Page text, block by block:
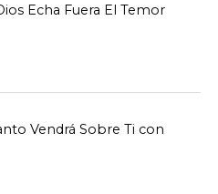
Echa Fuera El Temor
Vendrá Sobre Ti con